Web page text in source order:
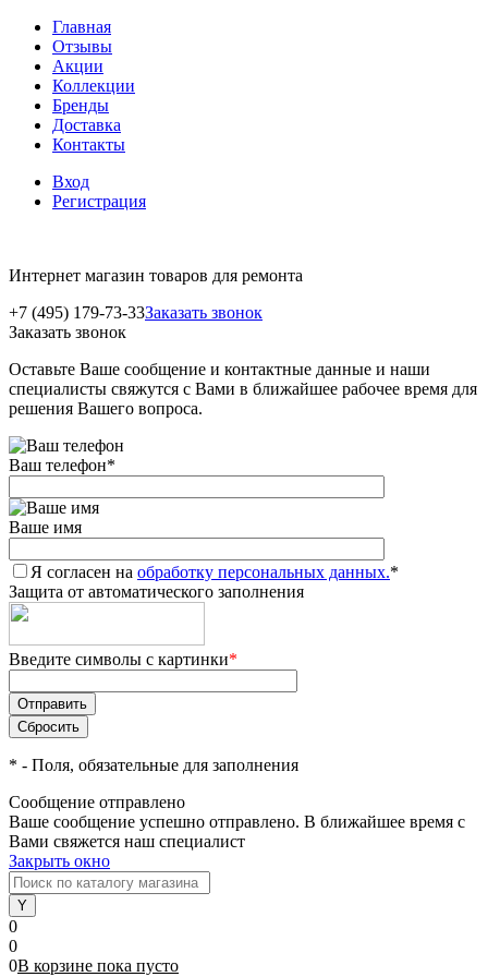
Главная
Отзывы
Акции
Коллекции
Бренды
Доставка
Контакты
Вход
Регистрация
Интернет магазин товаров для ремонта
+7 (495) 179-73-33Заказать звонок
Заказать звонок
Оставьте Ваше сообщение и контактные данные и наши
специалисты свяжутся с Вами в ближайшее рабочее время для
решения Вашего вопроса.
Ваш телефон*
Ваше имя
Я согласен на обработку персональных данных.*
Защита от автоматического заполнения
Введите символы с картинки*
* - Поля, обязательные для заполнения
Сообщение отправлено
Ваше сообщение успешно отправлено. В ближайшее время с
Вами свяжется наш специалист
Закрыть окно
0
0
0В корзине пока пусто